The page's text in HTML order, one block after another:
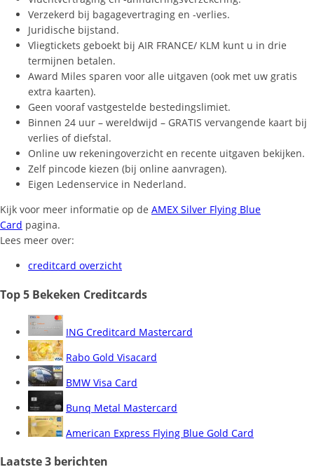
Verzekerd bij bagagevertraging en -verlies.
Juridische bijstand.
Vliegtickets geboekt bij AIR FRANCE/ KLM kunt u in drie
termijnen betalen.
Award Miles sparen voor alle uitgaven (ook met uw gratis
extra kaarten).
Geen vooraf vastgestelde bestedingslimiet.
Binnen 24 uur – wereldwijd – GRATIS vervangende kaart bij
verlies of diefstal.
Online uw rekeningoverzicht en recente uitgaven bekijken.
Zelf pincode kiezen (bij online aanvragen).
Eigen Ledenservice in Nederland.
Kijk voor meer informatie op de AMEX Silver Flying Blue
Card pagina.
Lees meer over:
creditcard overzicht
Top 5 Bekeken Creditcards
ING Creditcard Mastercard
Rabo Gold Visacard
BMW Visa Card
Bunq Metal Mastercard
American Express Flying Blue Gold Card
Laatste 3 berichten